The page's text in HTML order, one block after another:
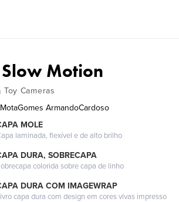
Motion
Toy Cameras
ArmandoCardoso
MOLE
laminada, flexível e de alto brilho
DURA, SOBRECAPA
colorida sobre capa de linho
DURA COM IMAGEWRAP
capa dura com design em cores vivas impresso